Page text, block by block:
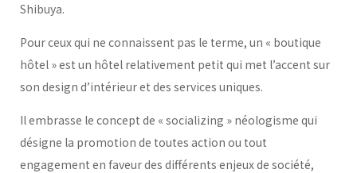
Shibuya.
Pour ceux qui ne connaissent pas le terme, un « boutique
hôtel » est un hôtel relativement petit qui met l’accent sur
son design d’intérieur et des services uniques.
Il embrasse le concept de « socializing » néologisme qui
désigne la promotion de toutes action ou tout
engagement en faveur des différents enjeux de société,